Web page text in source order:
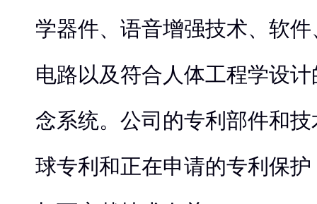
学器件、语音增强技术、软
电路以及符合人体工程学设
念系统。公司的专利部件和
球专利和正在申请的专利保